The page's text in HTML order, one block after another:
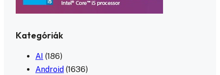
Kategóriák
AI (186)
Android (1636)